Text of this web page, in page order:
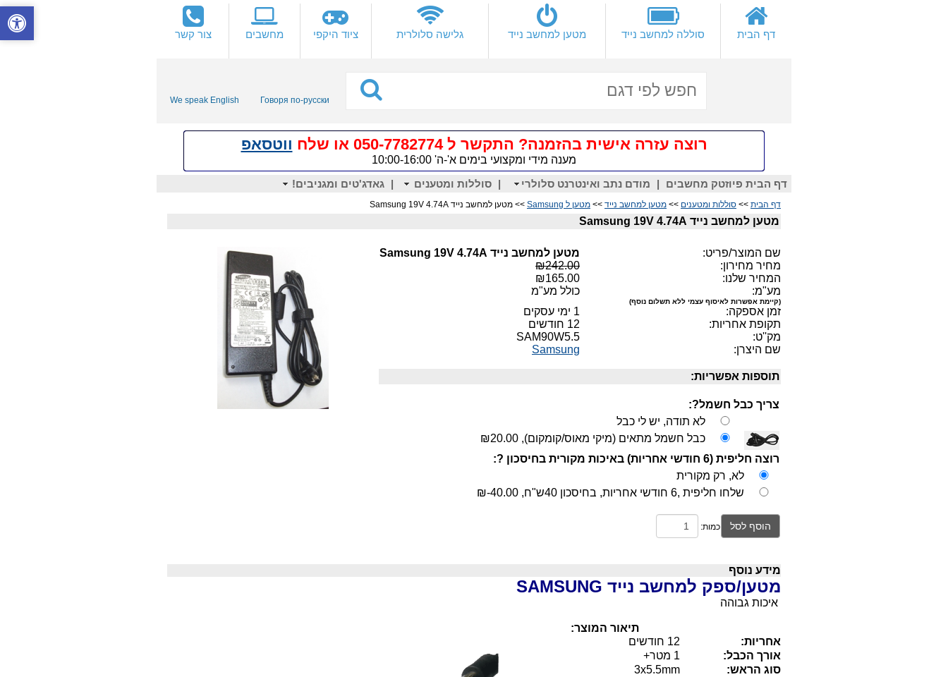
דף הבית סוללה למחשב נייד מטען למחשב נייד גלישה סלולרית ציוד היקפי מחשבים צור קשר
We speak English Говоря по-русски
רוצה עזרה אישית בהזמנה? התקשר ל 050-7782774 או שלח ווטסאפ
מענה מידי ומקצועי בימים א'-ה' 10:00-16:00
דף הבית פיוזטק מחשבים
| מודם נתב ואינטרנט סלולרי | סוללות ומטענים | גאדג'טים ומגניבים!
דף הבית >> סוללות ומטענים >> מטען למחשב נייד >> מטען ל Samsung >> מטען למחשב נייד Samsung 19V 4.74A
מטען למחשב נייד Samsung 19V 4.74A
שם המוצר/פריט:
מטען למחשב נייד Samsung 19V 4.74A
מחיר מחירון:
₪242.00
המחיר שלנו:
₪165.00
מע"מ:
כולל מע"מ
(קיימת אפשרות לאיסוף עצמי ללא תשלום נוסף)
זמן אספקה:
1 ימי עסקים
תקופת אחריות:
12 חודשים
מק''ט:
SAM90W5.5
שם היצרן:
Samsung
תוספות אפשריות:
צריך כבל חשמל?:
לא תודה, יש לי כבל
כבל חשמל מתאים (מיקי מאוס/קומקום), ₪20.00
רוצה חליפית (6 חודשי אחריות) באיכות מקורית בחיסכון ?:
לא, רק מקורית
שלחו חליפית ,6 חודשי אחריות, בחיסכון 40ש"ח,
₪-40.00
הוסף לסל כמות:
מידע נוסף
מטען/ספק למחשב נייד SAMSUNG
איכות גבוהה
תיאור המוצר:
אחריות:
12 חודשים
אורך הכבל:
1 מטר+
סוג הראש:
3x5.5mm